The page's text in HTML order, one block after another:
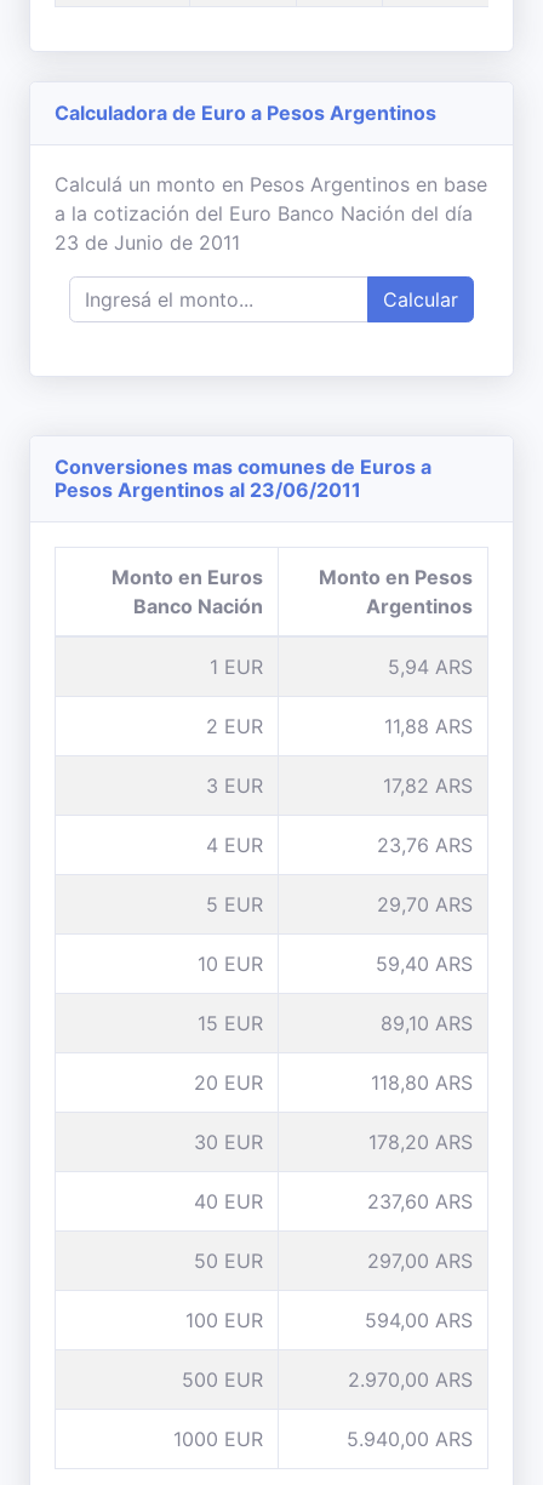
Calculadora de Euro a Pesos Argentinos
Calculá un monto en Pesos Argentinos en base
a la cotización del Euro Banco Nación del día
23 de Junio de 2011
Calcular
Conversiones mas comunes de Euros a
Pesos Argentinos al 23/06/2011
Monto en Euros
Banco Nación
Monto en Pesos
Argentinos
1 EUR 5,94 ARS
2 EUR 11,88 ARS
3 EUR 17,82 ARS
4 EUR 23,76 ARS
5 EUR 29,70 ARS
10 EUR 59,40 ARS
15 EUR 89,10 ARS
20 EUR 118,80 ARS
30 EUR 178,20 ARS
40 EUR 237,60 ARS
50 EUR 297,00 ARS
100 EUR 594,00 ARS
500 EUR 2.970,00 ARS
1000 EUR 5.940,00 ARS